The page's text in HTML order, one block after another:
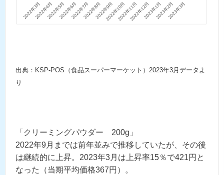
出典：KSP-POS（食品スーパーマーケット）2023年3月データよ
り
「クリーミングパウダー 200g」
2022年9月までは前年並みで推移していたが、その後
は継続的に上昇。2023年3月は上昇率15％で421円と
なった（当期平均価格367円）。